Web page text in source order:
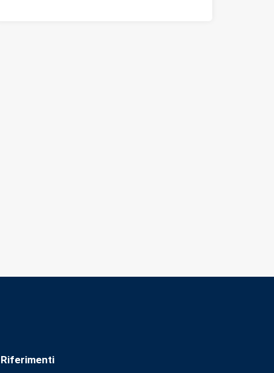
Riferimenti